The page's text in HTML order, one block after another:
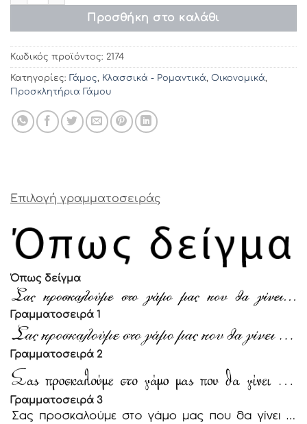
Προσθήκη στο καλάθι
Κωδικός προϊόντος: 2174
Κατηγορίες: Γάμος, Κλασσικά - Ρομαντικά, Οικονομικά,
Προσκλητήρια Γάμου
Επιλογή γραμματοσειράς
Όπως δείγμα
Γραμματοσειρά 1
Γραμματοσειρά 2
Γραμματοσειρά 3